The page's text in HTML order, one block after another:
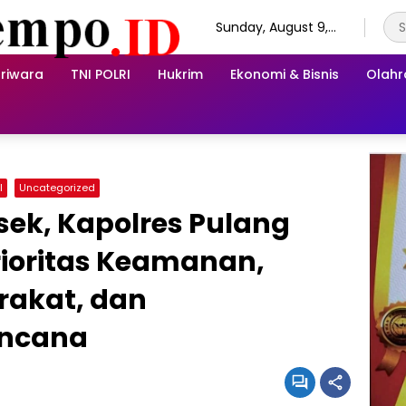
Sunday, August 9,
TNI POLRI Hukrim Ekonomi & Bisnis
Uncategorized
Kapolres Pulang
Keamanan,
dan